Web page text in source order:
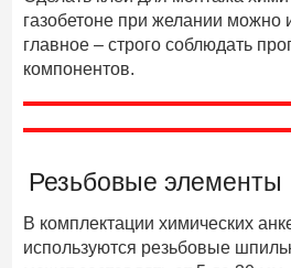
газобетоне при желании можно
главное – строго соблюдать
компонентов.
Резьбовые элементы
В комплектации химических
используются резьбовые